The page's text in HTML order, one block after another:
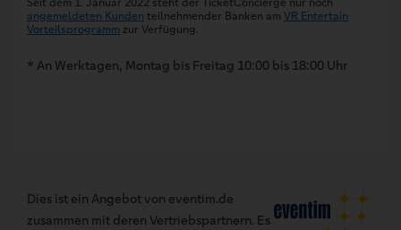
Seit dem 1. Januar 2022 steht der TicketConcierge nur noch
angemeldeten Kunden teilnehmender Banken am VR Entertain
Vorteilsprogramm zur Verfügung.
* An Werktagen, Montag bis Freitag 10:00 bis 18:00 Uhr
Dies ist ein Angebot von eventim.de
zusammen mit deren Vertriebspartnern. Es